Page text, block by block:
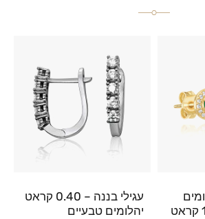
עגילי בננה – 0.40 קראט
יהלומים טבעיים